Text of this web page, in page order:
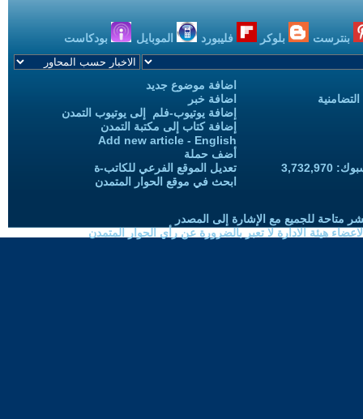
بنترست بلوكر فليبورد الموبايل بودكاست
اضافة موضوع جديد
اضافة خبر
إضافة يوتيوب-فلم إلى يوتيوب التمدن
إضافة كتاب إلى مكتبة التمدن
Add new article - English
أضف حملة
تعديل الموقع الفرعي للكاتب-ة
ابحث في موقع الحوار المتمدن
متاحة للجميع مع الإشارة إلى المصدر
هيئة الادارة لا تعبر بالضرورة عن رأي الحوار المتمدن